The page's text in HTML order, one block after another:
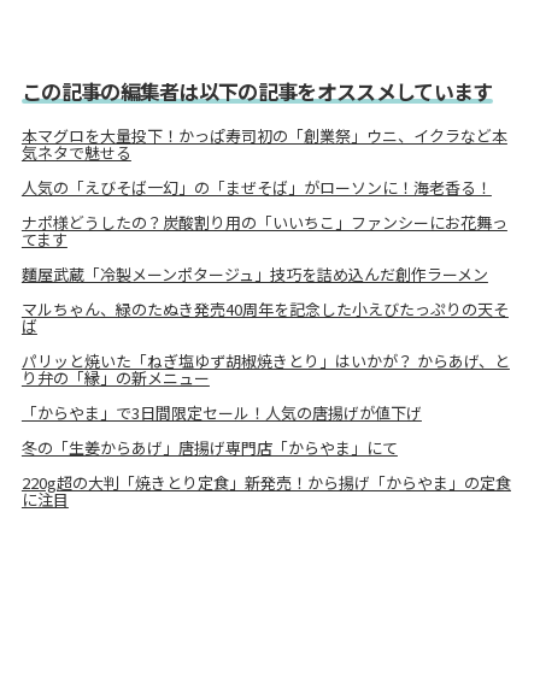
この記事の編集者は以下の記事をオススメしています
本マグロを大量投下！かっぱ寿司初の「創業祭」ウニ、イクラなど本
気ネタで魅せる
人気の「えびそば一幻」の「まぜそば」がローソンに！海老香る！
ナポ様どうしたの？炭酸割り用の「いいちこ」ファンシーにお花舞っ
てます
麵屋武蔵「冷製メーンポタージュ」技巧を詰め込んだ創作ラーメン
マルちゃん、緑のたぬき発売40周年を記念した小えびたっぷりの天そ
ば
パリッと焼いた「ねぎ塩ゆず胡椒焼きとり」はいかが？ からあげ、と
り弁の「縁」の新メニュー
「からやま」で3日間限定セール！人気の唐揚げが値下げ
冬の「生姜からあげ」唐揚げ専門店「からやま」にて
220g超の大判「焼きとり定食」新発売！から揚げ「からやま」の定食
に注目